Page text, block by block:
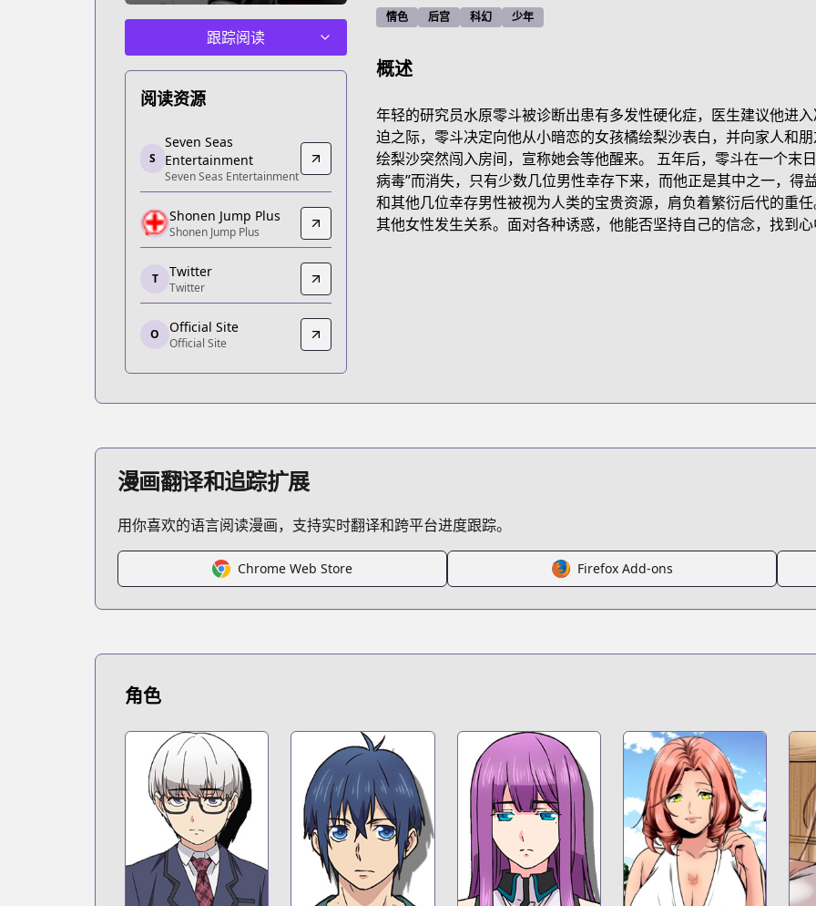
跟踪阅读
阅读资源
Seven Seas Entertainment
Seven Seas Entertainment
https://sevenseasentertainment.com/series/worlds-end-harem/
Shonen Jump Plus
https://shonenjumpplus.com/episode/10833497643049550172
Twitter
Twitter
Official Site
https://end-harem.com/
S
Seven Seas
Entertainment
Seven Seas Entertainment
Shonen Jump Plus
Shonen Jump Plus
T Twitter
Twitter
O Official Site
Official Site
情色 后宫 科幻 少年
概述
年轻的研究员水原零斗被诊断出患有多发性硬化症，医生建议他进
迫之际，零斗决定向他从小暗恋的女孩橘绘梨沙表白，并向家人和
绘梨沙突然闯入房间，宣称她会等他醒来。 五年后，零斗在一个末
病毒”而消失，只有少数几位男性幸存下来，而他正是其中之一，得
和其他几位幸存男性被视为人类的宝贵资源，肩负着繁衍后代的重
其他女性发生关系。面对各种诱惑，他能否坚持自己的信念，找到
漫画翻译和追踪扩展
用你喜欢的语言阅读漫画，支持实时翻译和跨平台进度跟踪。
Chrome Web Store Firefox Add-ons
角色